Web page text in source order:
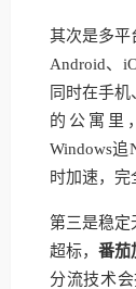
其次是多平
Android、
同时在手
的公寓里
Windows
时加速，完
第三是稳
超标，番茄
分流技术